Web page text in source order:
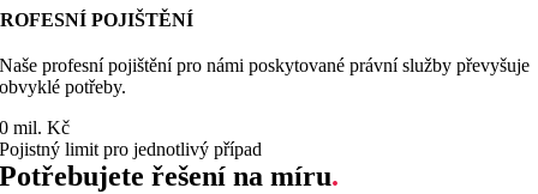
POJIŠTĚNÍ
Naše profesní pojištění pro námi poskytované právní služby převyšuje
obvyklé potřeby.
0 mil. Kč
Pojistný limit pro jednotlivý případ
Potřebujete řešení na míru.